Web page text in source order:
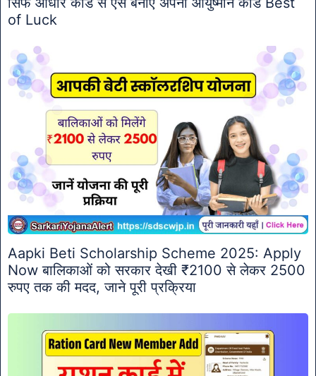
of Luck
Aapki Beti Scholarship Scheme 2025: Apply
Now बालिकाओं को सरकार देखी ₹2100 से लेकर 2500
रुपए तक की मदद, जाने पूरी प्रक्रिया